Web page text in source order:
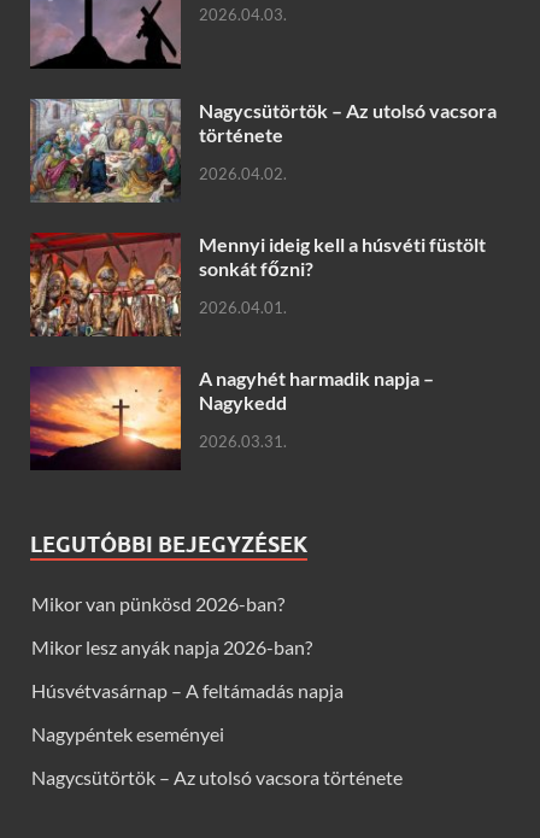
2026.04.03.
Nagycsütörtök – Az utolsó vacsora
története
2026.04.02.
Mennyi ideig kell a húsvéti füstölt
sonkát főzni?
2026.04.01.
A nagyhét harmadik napja –
Nagykedd
2026.03.31.
LEGUTÓBBI BEJEGYZÉSEK
Mikor van pünkösd 2026-ban?
Mikor lesz anyák napja 2026-ban?
Húsvétvasárnap – A feltámadás napja
Nagypéntek eseményei
Nagycsütörtök – Az utolsó vacsora története